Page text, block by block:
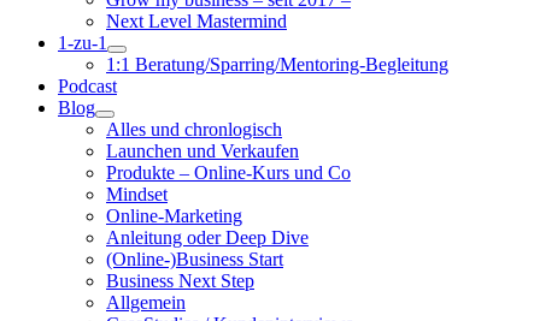
Next Level Mastermind
1-zu-1
1:1 Beratung/Sparring/Mentoring-Begleitung
Podcast
Blog
Alles und chronlogisch
Launchen und Verkaufen
Produkte – Online-Kurs und Co
Mindset
Online-Marketing
Anleitung oder Deep Dive
(Online-)Business Start
Business Next Step
Allgemein